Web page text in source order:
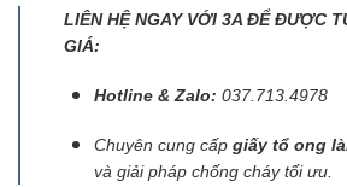
LIÊN HỆ NGAY VỚI 3A ĐỂ ĐƯỢC
GIÁ:
Hotline & Zalo: 037.713.4978
Chuyên cung cấp giấy tổ ong
và giải pháp chống cháy tối ưu.